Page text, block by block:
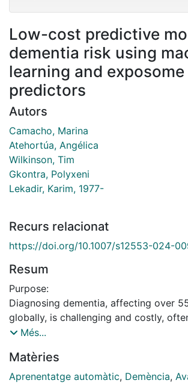
Low-cost predictive
dementia risk using
learning and exposome
predictors
Autors
Camacho, Marina
Atehortúa, Angélica
Wilkinson, Tim
Gkontra, Polyxeni
Lekadir, Karim, 1977-
Recurs relacionat
https://doi.org/10.1007/s12553-024-
Resum
Purpose:
Diagnosing dementia, affecting over
globally, is challenging and costly,
late-stage diagnoses. This study aims
methods using exposome predictors
learning. We investigate whether low-
Més...
Matèries
Aprenentatge automàtic, Demència,